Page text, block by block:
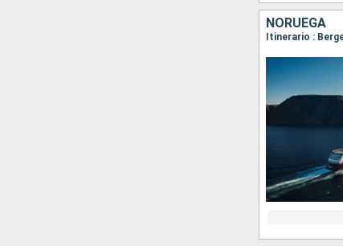
NORUEGA
Itinerario :